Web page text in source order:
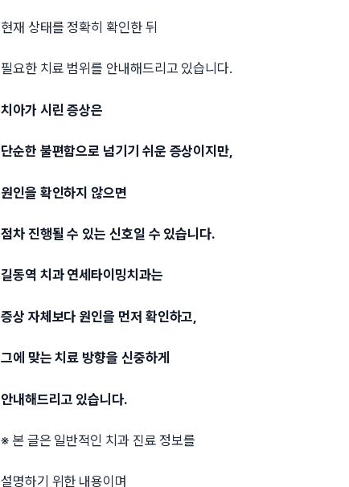
현재 상태를 정확히 확인한 뒤
필요한 치료 범위를 안내해드리고 있습니다.
치아가 시린 증상은
단순한 불편함으로 넘기기 쉬운 증상이지만,
원인을 확인하지 않으면
점차 진행될 수 있는 신호일 수 있습니다.
길동역 치과 연세타이밍치과는
증상 자체보다 원인을 먼저 확인하고,
그에 맞는 치료 방향을 신중하게
안내해드리고 있습니다.
※ 본 글은 일반적인 치과 진료 정보를
설명하기 위한 내용이며